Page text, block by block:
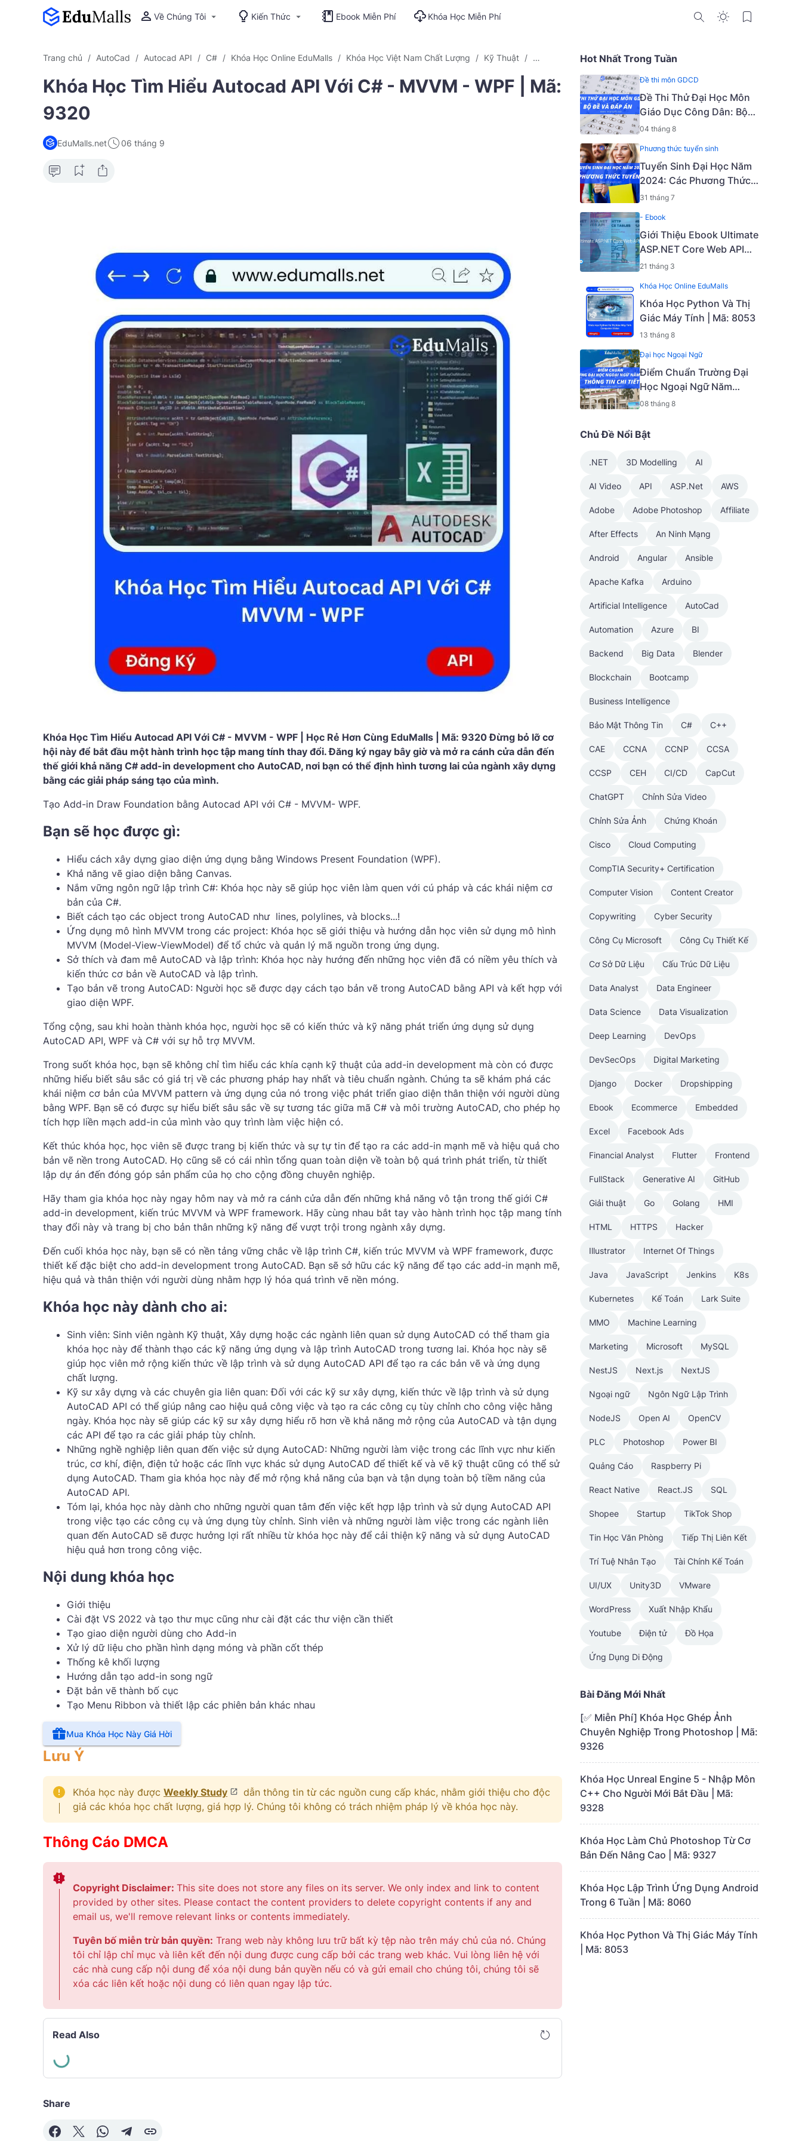
Về Chúng Tôi Kiến Thức Ebook Miễn Phí Khóa Học Miễn Phí
Trang chủ AutoCad Autocad API C# Khóa Học Online EduMalls Khóa Học Việt Nam Chất Lượng Kỹ Thuật MVVM WPF Xây Dựng
Khóa Học Tìm Hiểu Autocad API Với C# - MVVM - WPF | Mã:
9320
EduMalls.net 06 tháng 9
Khóa Học Tìm Hiểu Autocad API Với C# - MVVM - WPF | Học Rẻ Hơn Cùng EduMalls | Mã: 9320 Đừng bỏ lỡ cơ
hội này để bắt đầu một hành trình học tập mang tính thay đổi. Đăng ký ngay bây giờ và mở ra cánh cửa dẫn đến
thế giới khả năng C# add-in development cho AutoCAD, nơi bạn có thể định hình tương lai của ngành xây dựng
bằng các giải pháp sáng tạo của mình.
Tạo Add-in Draw Foundation bằng Autocad API với C# - MVVM- WPF.
Bạn sẽ học được gì:
Hiểu cách xây dựng giao diện ứng dụng bằng Windows Present Foundation (WPF).
Khả năng vẽ giao diện bằng Canvas.
Nắm vững ngôn ngữ lập trình C#: Khóa học này sẽ giúp học viên làm quen với cú pháp và các khái niệm cơ
bản của C#.
Biết cách tạo các object trong AutoCAD như lines, polylines, và blocks...!
Ứng dụng mô hình MVVM trong các project: Khóa học sẽ giới thiệu và hướng dẫn học viên sử dụng mô hình
MVVM (Model-View-ViewModel) để tổ chức và quản lý mã nguồn trong ứng dụng.
Sở thích và đam mê AutoCAD và lập trình: Khóa học này hướng đến những học viên đã có niềm yêu thích và
kiến ​​thức cơ bản về AutoCAD và lập trình.
Tạo bản vẽ trong AutoCAD: Người học sẽ được dạy cách tạo bản vẽ trong AutoCAD bằng API và kết hợp với
giao diện WPF.
Tổng cộng, sau khi hoàn thành khóa học, người học sẽ có kiến ​​thức và kỹ năng phát triển ứng dụng sử dụng
AutoCAD API, WPF và C# với sự hỗ trợ MVVM.
Trong suốt khóa học, bạn sẽ không chỉ tìm hiểu các khía cạnh kỹ thuật của add-in development mà còn có được
những hiểu biết sâu sắc có giá trị về các phương pháp hay nhất và tiêu chuẩn ngành. Chúng ta sẽ khám phá các
khái niệm cơ bản của MVVM pattern và ứng dụng của nó trong việc phát triển giao diện thân thiện với người dùng
bằng WPF. Bạn sẽ có được sự hiểu biết sâu sắc về sự tương tác giữa mã C# và môi trường AutoCAD, cho phép họ
tích hợp liền mạch add-in của mình vào quy trình làm việc hiện có.
Kết thúc khóa học, học viên sẽ được trang bị kiến ​​thức và sự tự tin để tạo ra các add-in mạnh mẽ và hiệu quả cho
bản vẽ nền trong AutoCAD. Họ cũng sẽ có cái nhìn tổng quan toàn diện về toàn bộ quá trình phát triển, từ thiết
lập dự án đến đóng góp sản phẩm của họ cho cộng đồng chuyên nghiệp.
Hãy tham gia khóa học này ngay hôm nay và mở ra cánh cửa dẫn đến những khả năng vô tận trong thế giới C#
add-in development, kiến ​​trúc MVVM và WPF framework. Hãy cùng nhau bắt tay vào hành trình học tập mang tính
thay đổi này và trang bị cho bản thân những kỹ năng để vượt trội trong ngành xây dựng.
Đến cuối khóa học này, bạn sẽ có nền tảng vững chắc về lập trình C#, kiến ​​trúc MVVM và WPF framework, được
thiết kế đặc biệt cho add-in development trong AutoCAD. Bạn sẽ sở hữu các kỹ năng để tạo các add-in mạnh mẽ,
hiệu quả và thân thiện với người dùng nhằm hợp lý hóa quá trình vẽ nền móng.
Khóa học này dành cho ai:
Sinh viên: Sinh viên ngành Kỹ thuật, Xây dựng hoặc các ngành liên quan sử dụng AutoCAD có thể tham gia
khóa học này để thành thạo các kỹ năng ứng dụng và lập trình AutoCAD trong tương lai. Khóa học này sẽ
giúp học viên mở rộng kiến ​​thức về lập trình và sử dụng AutoCAD API để tạo ra các bản vẽ và ứng dụng
chất lượng.
Kỹ sư xây dựng và các chuyên gia liên quan: Đối với các kỹ sư xây dựng, kiến ​​thức về lập trình và sử dụng
AutoCAD API có thể giúp nâng cao hiệu quả công việc và tạo ra các công cụ tùy chỉnh cho công việc hằng
ngày. Khóa học này sẽ giúp các kỹ sư xây dựng hiểu rõ hơn về khả năng mở rộng của AutoCAD và tận dụng
các API để tạo ra các giải pháp tùy chỉnh.
Những nghề nghiệp liên quan đến việc sử dụng AutoCAD: Những người làm việc trong các lĩnh vực như kiến ​​
trúc, cơ khí, điện, điện tử hoặc các lĩnh vực khác sử dụng AutoCAD để thiết kế và vẽ kỹ thuật cũng có thể sử
dụng AutoCAD. Tham gia khóa học này để mở rộng khả năng của bạn và tận dụng toàn bộ tiềm năng của
AutoCAD API.
Tóm lại, khóa học này dành cho những người quan tâm đến việc kết hợp lập trình và sử dụng AutoCAD API
trong việc tạo các công cụ và ứng dụng tùy chỉnh. Sinh viên và những người làm việc trong các ngành liên
quan đến AutoCAD sẽ được hưởng lợi rất nhiều từ khóa học này để cải thiện kỹ năng và sử dụng AutoCAD
hiệu quả hơn trong công việc.
Nội dung khóa học
Giới thiệu
Cài đặt VS 2022 và tạo thư mục cũng như cài đặt các thư viện cần thiết
Tạo giao diện người dùng cho Add-in
Xử lý dữ liệu cho phần hình dạng móng và phần cốt thép
Thống kê khối lượng
Hướng dẫn tạo add-in song ngữ
Đặt bản vẽ thành bố cục
Tạo Menu Ribbon và thiết lập các phiên bản khác nhau
Mua Khóa Học Này Giá Hời
Lưu Ý
Khóa học này được Weekly Study
dẫn thông tin từ các nguồn cung cấp khác, nhằm giới thiệu cho độc
giả các khóa học chất lượng, giá hợp lý. Chúng tôi không có trách nhiệm pháp lý về khóa học này.
Thông Cáo DMCA
Copyright Disclaimer: This site does not store any files on its server. We only index and link to content
provided by other sites. Please contact the content providers to delete copyright contents if any and
email us, we'll remove relevant links or contents immediately.
Tuyên bố miễn trừ bản quyền: Trang web này không lưu trữ bất kỳ tệp nào trên máy chủ của nó. Chúng
tôi chỉ lập chỉ mục và liên kết đến nội dung được cung cấp bởi các trang web khác. Vui lòng liên hệ với
các nhà cung cấp nội dung để xóa nội dung bản quyền nếu có và gửi email cho chúng tôi, chúng tôi sẽ
xóa các liên kết hoặc nội dung có liên quan ngay lập tức.
Read Also
Share
Hot Nhất Trong Tuần
Đề thi môn GDCD
Đề Thi Thử Đại Học Môn
Giáo Dục Công Dân: Bộ
Đề Và Đáp Án
04 tháng 8
Phương thức tuyển sinh
Tuyển Sinh Đại Học Năm
2024: Các Phương Thức
Tuyển Sinh
31 tháng 7
- Ebook
Giới Thiệu Ebook Ultimate
ASP.NET Core Web API
[2nd Edition - Premium
Code] [Mã - 9737E]
21 tháng 3
Khóa Học Online EduMalls
Khóa Học Python Và Thị
Giác Máy Tính | Mã: 8053
13 tháng 8
Đại học Ngoại Ngữ
Điểm Chuẩn Trường Đại
Học Ngoại Ngữ Năm
2024: Thông Tin Chi Tiết
08 tháng 8
Chủ Đề Nổi Bật
.NET 3D Modelling AI
AI Video API ASP.Net AWS
Adobe Adobe Photoshop Affiliate
After Effects An Ninh Mạng
Android Angular Ansible
Apache Kafka Arduino
Artificial Intelligence AutoCad
Automation Azure BI
Backend Big Data Blender
Blockchain Bootcamp
Business Intelligence
Bảo Mật Thông Tin C# C++
CAE CCNA CCNP CCSA
CCSP CEH CI/CD CapCut
ChatGPT Chỉnh Sửa Video
Chỉnh Sửa Ảnh Chứng Khoán
Cisco Cloud Computing
CompTIA Security+ Certification
Computer Vision Content Creator
Copywriting Cyber Security
Công Cụ Microsoft Công Cụ Thiết Kế
Cơ Sở Dữ Liệu Cấu Trúc Dữ Liệu
Data Analyst Data Engineer
Data Science Data Visualization
Deep Learning DevOps
DevSecOps Digital Marketing
Django Docker Dropshipping
Ebook Ecommerce Embedded
Excel Facebook Ads
Financial Analyst Flutter Frontend
FullStack Generative AI GitHub
Giải thuật Go Golang HMI
HTML HTTPS Hacker
Illustrator Internet Of Things
Java JavaScript Jenkins K8s
Kubernetes Kế Toán Lark Suite
MMO Machine Learning
Marketing Microsoft MySQL
NestJS Next.js NextJS
Ngoại ngữ Ngôn Ngữ Lập Trình
NodeJS Open AI OpenCV
PLC Photoshop Power BI
Quảng Cáo Raspberry Pi
React Native React.JS SQL
Shopee Startup TikTok Shop
Tin Học Văn Phòng Tiếp Thị Liên Kết
Trí Tuệ Nhân Tạo Tài Chính Kế Toán
UI/UX Unity3D VMware
WordPress Xuất Nhập Khẩu
Youtube Điện tử Đồ Họa
Ứng Dụng Di Động
Bài Đăng Mới Nhất
[✅ Miễn Phí] Khóa Học Ghép Ảnh
Chuyên Nghiệp Trong Photoshop | Mã:
9326
Khóa Học Unreal Engine 5 - Nhập Môn
C++ Cho Người Mới Bắt Đầu | Mã:
9328
Khóa Học Làm Chủ Photoshop Từ Cơ
Bản Đến Nâng Cao | Mã: 9327
Khóa Học Lập Trình Ứng Dụng Android
Trong 6 Tuần | Mã: 8060
Khóa Học Python Và Thị Giác Máy Tính
| Mã: 8053